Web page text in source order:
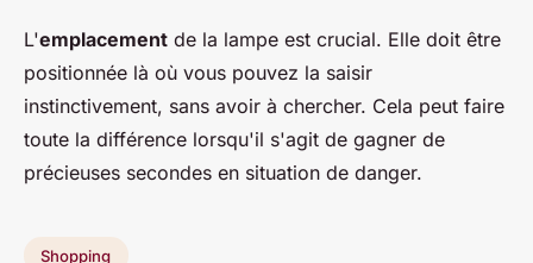
L'emplacement de la lampe est crucial. Elle doit être
positionnée là où vous pouvez la saisir
instinctivement, sans avoir à chercher. Cela peut faire
toute la différence lorsqu'il s'agit de gagner de
précieuses secondes en situation de danger.
Shopping